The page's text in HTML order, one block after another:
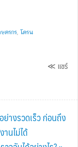
ษตรกร, โดรน
≪ แชร์
างรวดเร็ว ก่อนถึง
นไม่ได้